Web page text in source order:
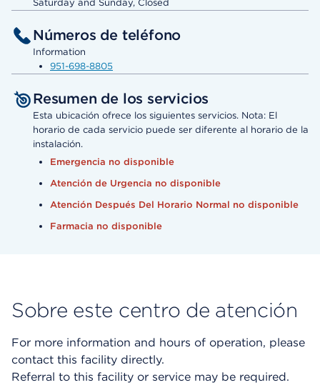
Saturday and Sunday, Closed
Números de teléfono
Information
951-698-8805
Resumen de los servicios
Esta ubicación ofrece los siguientes servicios. Nota: El
horario de cada servicio puede ser diferente al horario de la
instalación.
Emergencia no disponible
Atención de Urgencia no disponible
Atención Después Del Horario Normal no disponible
Farmacia no disponible
Sobre este centro de atención
For more information and hours of operation, please
contact this facility directly.
Referral to this facility or service may be required.